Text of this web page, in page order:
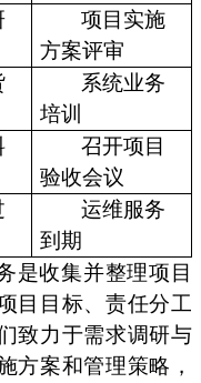
项目实施
方案评审
系统业务
培训
召开项目
验收会议
运维服务
到期
是收集并整理项目
目目标、责任分工
致力于需求调研与
方案和管理策略，